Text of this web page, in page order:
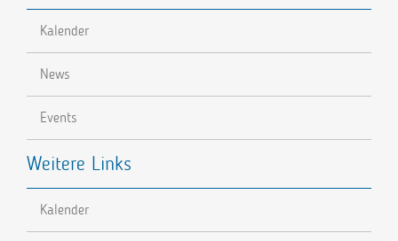
Kalender
News
Events
Weitere Links
Kalender